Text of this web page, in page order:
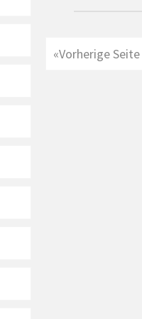
«Vorherige Seite